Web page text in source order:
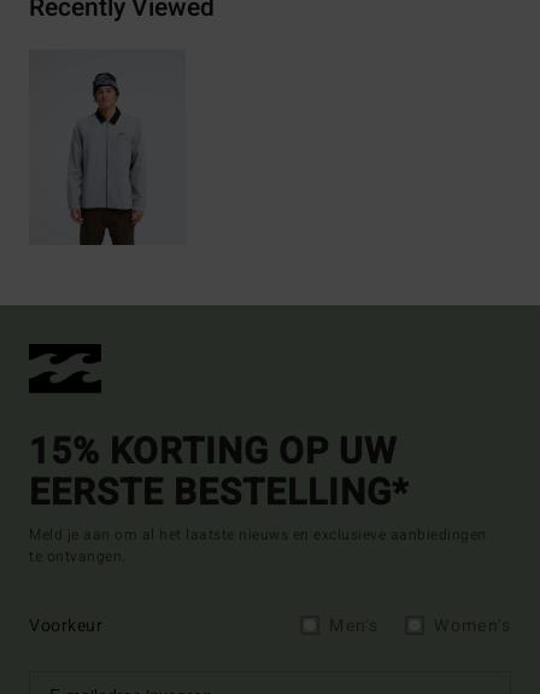
Recently Viewed
15% KORTING OP UW
EERSTE BESTELLING*
Meld je aan om al het laatste nieuws en exclusieve aanbiedingen
te ontvangen.
Voorkeur